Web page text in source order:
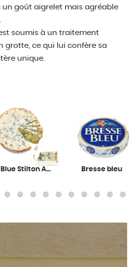
goût aigrelet mais agréable
soumis à un traitement
grotte, ce qui lui confère sa
unique.
Blue Stilton AOP Bresse bleu